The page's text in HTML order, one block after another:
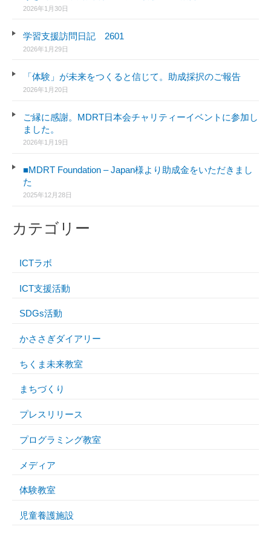
2026年1月30日
学習支援訪問日記 2601
2026年1月29日
「体験」が未来をつくると信じて。助成採択のご報告
2026年1月20日
ご縁に感謝。MDRT日本会チャリティーイベントに参加し
ました。
2026年1月19日
■MDRT Foundation – Japan様より助成金をいただきまし
た
2025年12月28日
カテゴリー
ICTラボ
ICT支援活動
SDGs活動
かささぎダイアリー
ちくま未来教室
まちづくり
プレスリリース
プログラミング教室
メディア
体験教室
児童養護施設